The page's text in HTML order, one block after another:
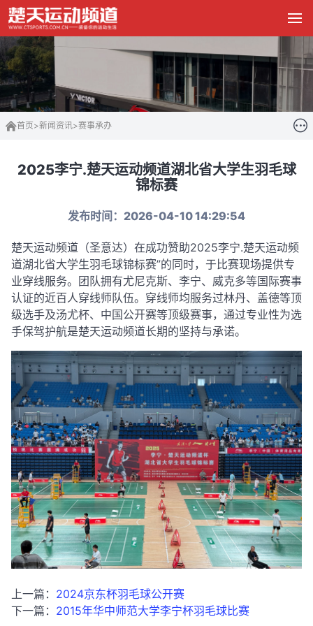
首页>新闻资讯>赛事承办
2025李宁.楚天运动频道湖北省大学生羽毛球
锦标赛
发布时间：2026-04-10 14:29:54
楚天运动频道（圣意达）在成功赞助2025李宁.楚天运动频
道湖北省大学生羽毛球锦标赛”的同时，于比赛现场提供专
业穿线服务。团队拥有尤尼克斯、李宁、威克多等国际赛事
认证的近百人穿线师队伍。穿线师均服务过林丹、盖德等顶
级选手及汤尤杯、中国公开赛等顶级赛事， 通过专业性为选
手保驾护航是楚天运动频道长期的坚持与承诺。
上一篇： 2024京东杯羽毛球公开赛
下一篇： 2015年华中师范大学李宁杯羽毛球比赛